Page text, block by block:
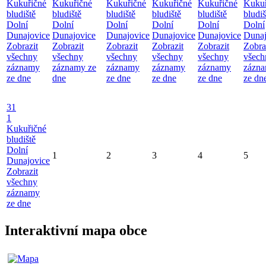
Kukuřičné
bludiště
Dolní
Dunajovice
Zobrazit
všechny
záznamy
ze dne
Kukuřičné
bludiště
Dolní
Dunajovice
Zobrazit
všechny
záznamy ze
dne
Kukuřičné
bludiště
Dolní
Dunajovice
Zobrazit
všechny
záznamy
ze dne
Kukuřičné
bludiště
Dolní
Dunajovice
Zobrazit
všechny
záznamy
ze dne
Kukuřičné
bludiště
Dolní
Dunajovice
Zobrazit
všechny
záznamy
ze dne
Dolní
ze
31
1
Kukuřičné
bludiště
Dolní
Dunajovice
Zobrazit
všechny
záznamy
ze dne
1 2 3 4 5
Interaktivní mapa obce